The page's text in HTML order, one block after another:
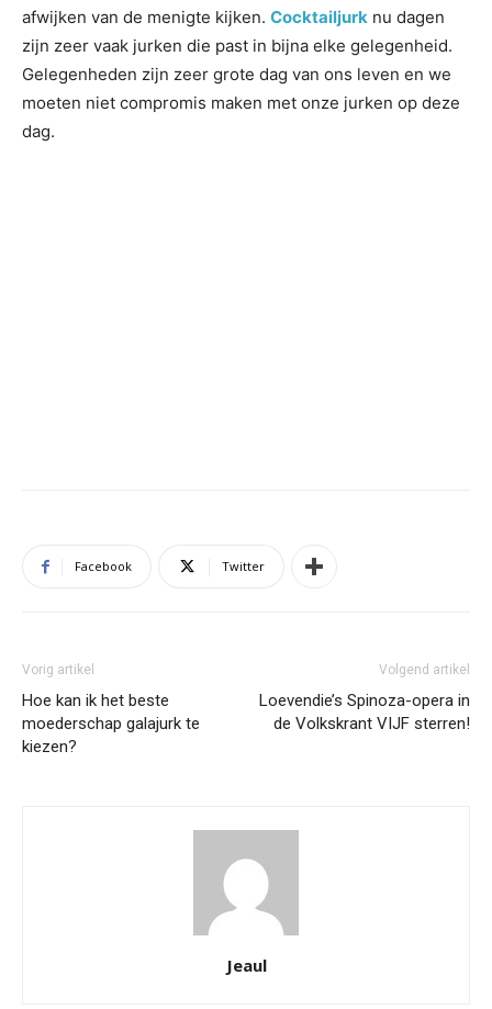
afwijken van de menigte kijken. Cocktailjurk nu dagen
zijn zeer vaak jurken die past in bijna elke gelegenheid.
Gelegenheden zijn zeer grote dag van ons leven en we
moeten niet compromis maken met onze jurken op deze
dag.
Facebook Twitter
Vorig artikel
Hoe kan ik het beste
moederschap galajurk te
kiezen?
Volgend artikel
Loevendie’s Spinoza-opera in
de Volkskrant VIJF sterren!
Jeaul